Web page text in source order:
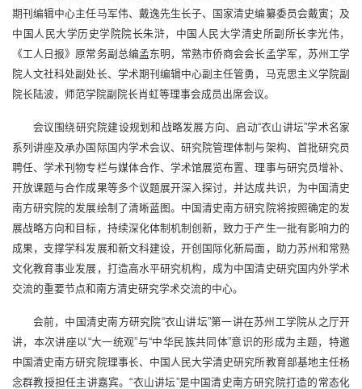
期刊编辑中心主任马军伟、戴逸先生长子、国家清史编纂委员会戴寅；及
中国人民大学历史学院院长朱浒，中国人民大学清史所副所长李光伟，
《工人日报》原常务副总编孟东明，常熟市侨商会会长孟学军，苏州工学
院人文社科处副处长、学术期刊编辑中心副主任管勇，马克思主义学院副
院长陆波，师范学院副院长肖虹等理事会成员出席会议。
会议围绕研究院建设规划和战略发展方向、启动“衣山讲坛”学术名家
系列讲座及承办国际国内学术会议、研究院管理体制与架构、首批研究员
聘任、学术刊物专栏与媒体合作、学术馆展览布置、理事与研究员增补、
开放课题与合作成果等多个议题展开深入探讨，并达成共识，为中国清史
南方研究院的发展绘制了清晰蓝图。中国清史南方研究院将按照确定的发
展战略方向和目标，持续深化体制机制创新，致力于产生一批有影响力的
成果，支撑学科发展和新文科建设，开创国际化新局面，助力苏州和常熟
文化教育事业发展，打造高水平研究机构，成为中国清史研究国内外学术
交流的重要节点和南方清史研究学术交流的中心。
会前，中国清史南方研究院“衣山讲坛”第一讲在苏州工学院从之厅开
讲，本次讲座以“大一统观”与“中华民族共同体”意识的形成为主题，特邀
中国清史南方研究院理事长、中国人民大学清史研究所教育部基地主任杨
念群教授担任主讲嘉宾。“衣山讲坛”是中国清史南方研究院打造的常态化